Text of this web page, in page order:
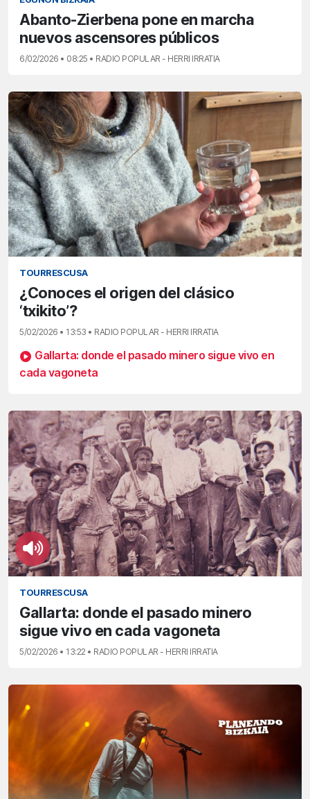
Abanto-Zierbena pone en marcha
nuevos ascensores públicos
6/02/2026 • 08:25 • RADIO POPULAR - HERRI IRRATIA
TOURRESCUSA
¿Conoces el origen del clásico
‘txikito’?
5/02/2026 • 13:53 • RADIO POPULAR - HERRI IRRATIA
Gallarta: donde el pasado minero sigue vivo en
cada vagoneta
TOURRESCUSA
Gallarta: donde el pasado minero
sigue vivo en cada vagoneta
5/02/2026 • 13:22 • RADIO POPULAR - HERRI IRRATIA